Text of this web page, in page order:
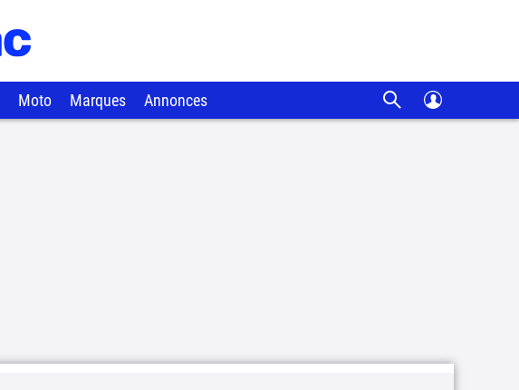
Moto Marques Annonces